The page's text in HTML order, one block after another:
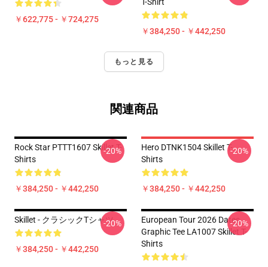
￥622,775 - ￥724,275
￥384,250 - ￥442,250
もっと見る
関連商品
Rock Star PTTT1607 Skillet T-
Shirts
￥384,250 - ￥442,250
-20%
Hero DTNK1504 Skillet T-
Shirts
￥384,250 - ￥442,250
-20%
Skillet - クラシックTシャツ
￥384,250 - ￥442,250
-20%
European Tour 2026 Dates
Graphic Tee LA1007 Skillet T-
Shirts
-20%